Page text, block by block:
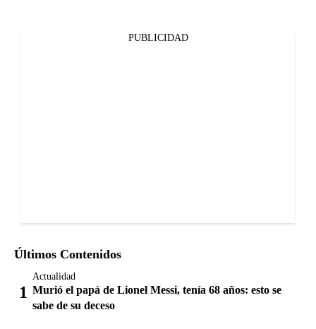
PUBLICIDAD
Últimos Contenidos
Actualidad
Murió el papá de Lionel Messi, tenía 68 años: esto se
sabe de su deceso